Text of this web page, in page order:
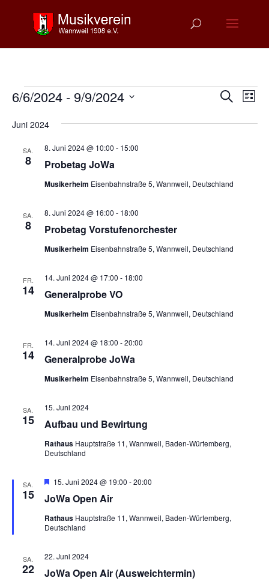
Veranstaltungen
und
SucheListe
6/6/2024 - 9/9/2024
wählen.
Juni 2024
SA.
8 Probetag JoWa
8. Juni 2024 @ 10:00 - 15:00
Musikerheim Eisenbahnstraße 5, Wannweil, Deutschland
SA.
8 Probetag Vorstufenorchester
8. Juni 2024 @ 16:00 - 18:00
Musikerheim Eisenbahnstraße 5, Wannweil, Deutschland
FR.
14 Generalprobe VO
14. Juni 2024 @ 17:00 - 18:00
Musikerheim Eisenbahnstraße 5, Wannweil, Deutschland
FR.
14 Generalprobe JoWa
14. Juni 2024 @ 18:00 -20:00
Musikerheim Eisenbahnstraße 5, Wannweil, Deutschland
SA.
15 Aufbau und Bewirtung
15. Juni 2024
Rathaus Hauptstraße 11, Wannweil, Baden-Würtemberg,
Deutschland
SA.
15 JoWa Open Air
Hervorgehoben
15. Juni 2024 @ 19:00 -20:00
Rathaus Hauptstraße 11, Wannweil, Baden-Würtemberg,
Deutschland
SA.
22 JoWa Open Air (Ausweichtermin)
22. Juni 2024